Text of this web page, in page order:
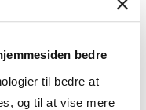
bedre
til bedre at
og til at vise mere
- erhvervs­økonomi